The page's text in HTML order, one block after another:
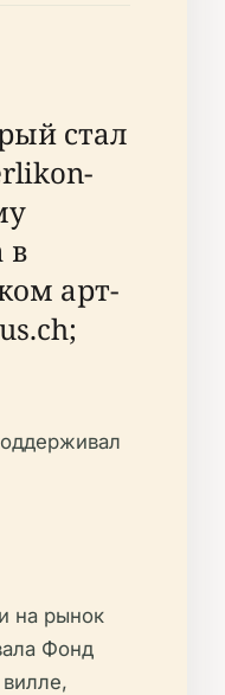
стал
в
арт-
на рынок
Фонд